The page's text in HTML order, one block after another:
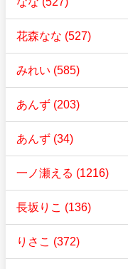
花森なな (527)
みれい (585)
あんず (203)
あんず (34)
一ノ瀬える (1216)
長坂りこ (136)
りさこ (372)